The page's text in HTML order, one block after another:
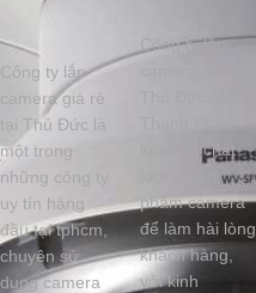
Công ty lắp
camera giá rẻ
tại Thủ Đức là
một trong
những công ty
uy tín hàng
đầu tại tphcm,
chuyên sử
dụng camera
Công ty lắp
luôn lấy chất
phẩm camera
để làm hài lòng
khách hàng,
với kinh